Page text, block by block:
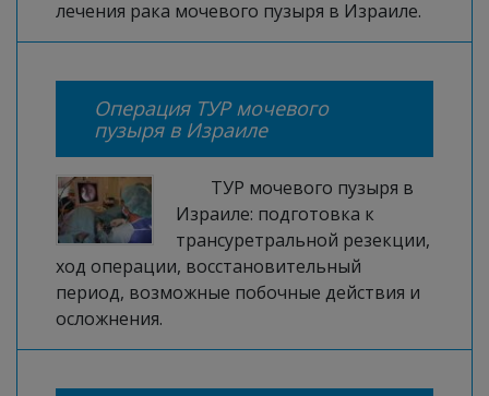
лечения рака мочевого пузыря в Израиле.
Операция ТУР мочевого
пузыря в Израиле
ТУР мочевого пузыря в
Израиле: подготовка к
трансуретральной резекции,
ход операции, восстановительный
период, возможные побочные действия и
осложнения.